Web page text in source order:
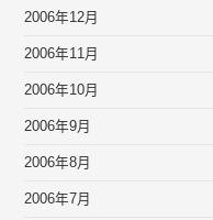
2006年12月
2006年11月
2006年10月
2006年9月
2006年8月
2006年7月